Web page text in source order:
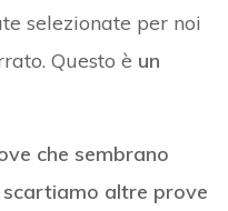
selezionate per noi
Questo è un
che sembrano
altre prove